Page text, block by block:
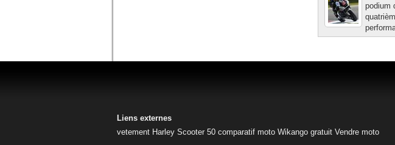
podium
Liens externes
vetement Harley Scooter 50 comparatif moto Wikango gratuit Vendre moto